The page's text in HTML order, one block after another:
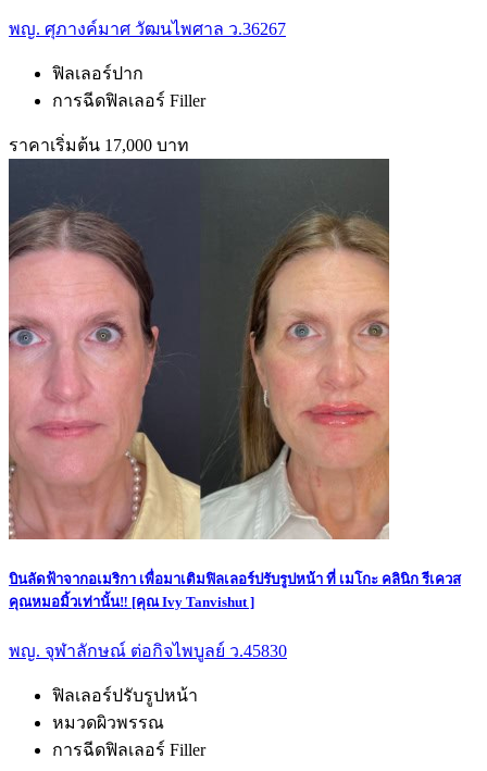
พญ. ศุภางค์มาศ วัฒนไพศาล ว.36267
ฟิลเลอร์ปาก
การฉีดฟิลเลอร์ Filler
ราคาเริ่มต้น 17,000 บาท
บินลัดฟ้าจากอเมริกา เพื่อมาเติมฟิลเลอร์ปรับรูปหน้า ที่ เมโกะ คลินิก รีเควส
คุณหมอมิ้วเท่านั้น‼️ [คุณ Ivy Tanvishut ]
พญ. จุฬาลักษณ์ ต่อกิจไพบูลย์ ว.45830
ฟิลเลอร์ปรับรูปหน้า
หมวดผิวพรรณ
การฉีดฟิลเลอร์ Filler